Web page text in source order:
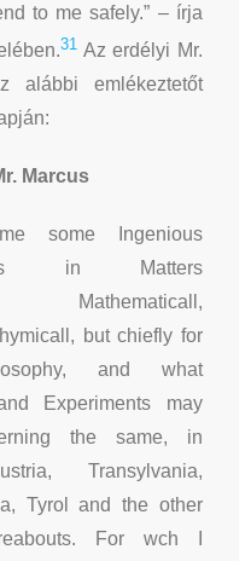
to me safely.” – írja
31Az erdélyi Mr.
alábbi emlékeztetőt
Marcus
some Ingenious
in Matters
Mathematicall,
but chiefly for
and what
Experiments may
the same, in
Transylvania,
Tyrol and the other
For wch I